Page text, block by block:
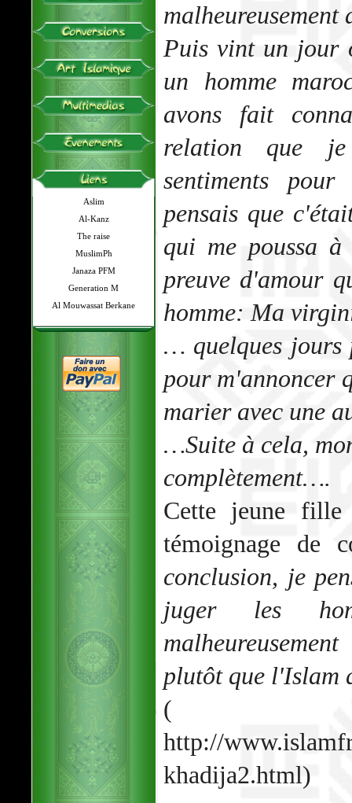
Aslim
Al-Kanz
The raise
MuslimPh
Janaza PFM
Generation M
Al Mouwassat Berkane
malheureusement
Puis vint un jour
un homme
avons fait
relation que je
sentiments
pensais que
qui me poussa
preuve d'amour
homme: Ma
… quelques jours
pour m'annoncer
marier avec une
…Suite à cela,
complètement….
Cette jeune
témoignage de
conclusion, je
juger les
plutôt que l'Islam
(
http://
khadija2.html)